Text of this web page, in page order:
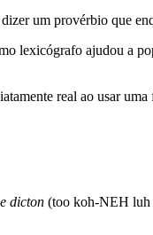
um provérbio que
lexicógrafo ajudou a
real ao usar
dicton (too koh-NEH luh